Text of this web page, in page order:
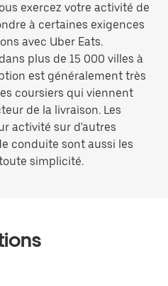
exercez votre activité de
à certaines exigences
avec Uber Eats.
plus de 15 000 villes à
est généralement très
coursiers qui viennent
de la livraison. Les
activité sur d'autres
conduite sont aussi les
simplicité.